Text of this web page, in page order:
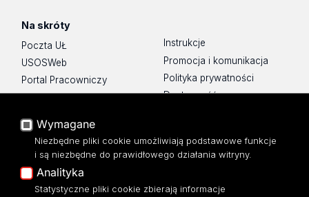
Na skróty
Poczta UŁ
USOSWeb
Portal Pracowniczy
Baza Aktów Własnych
Moodle
Eksperci UŁ
Polityka Prywatności
Dostępność
Instrukcje
Promocja i komunikacja
Polityka prywatności
Dostępność
Bufet ☕
Wymagane
Niezbędne pliki cookie umożliwiają podstawowe funkcje
i są niezbędne do prawidłowego działania witryny.
Analityka
Statystyczne pliki cookie zbierają informacje